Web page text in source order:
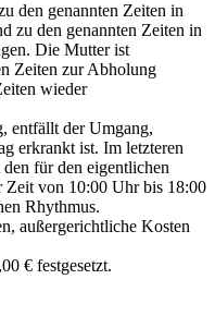
den genannten Zeiten in
zu den genannten Zeiten in
Die Mutter ist
Zeiten zur Abholung
wieder
entfällt der Umgang,
erkrankt ist. Im letzteren
für den eigentlichen
Zeit von 10:00 Uhr bis 18:00
Rhythmus.
außergerichtliche Kosten
€ festgesetzt.